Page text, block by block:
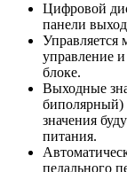
Цифровой
панели
Управляется
управление
блоке.
Выходные
биполярный)
значения
питания.
педального